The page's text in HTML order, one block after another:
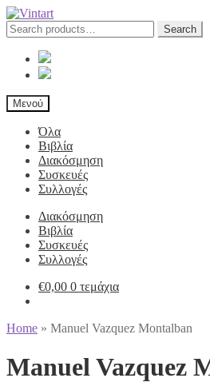
Search
for:
Search
Μενού
Όλα
Βιβλία
Διακόσμηση
Συσκευές
Συλλογές
Διακόσμηση
Βιβλία
Συσκευές
Συλλογές
€0,00 0 τεμάχια
Home » Manuel Vazquez Montalban
Manuel Vazquez